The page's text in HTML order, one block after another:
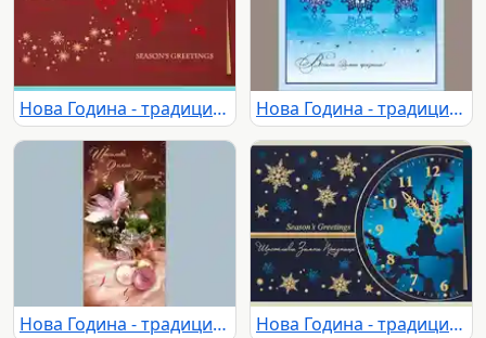
Нова Година - традиционни 149 Нова Година - традиционни 151
Нова Година - традиционни 154 Нова Година - традиционни 157